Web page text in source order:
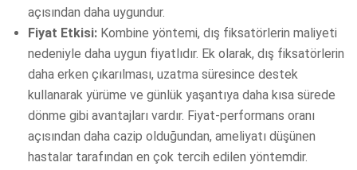
açısından daha uygundur.
Fiyat Etkisi: Kombine yöntemi, dış fiksatörlerin maliyeti
nedeniyle daha uygun fiyatlıdır. Ek olarak, dış fiksatörlerin
daha erken çıkarılması, uzatma süresince destek
kullanarak yürüme ve günlük yaşantıya daha kısa sürede
dönme gibi avantajları vardır. Fiyat-performans oranı
açısından daha cazip olduğundan, ameliyatı düşünen
hastalar tarafından en çok tercih edilen yöntemdir.